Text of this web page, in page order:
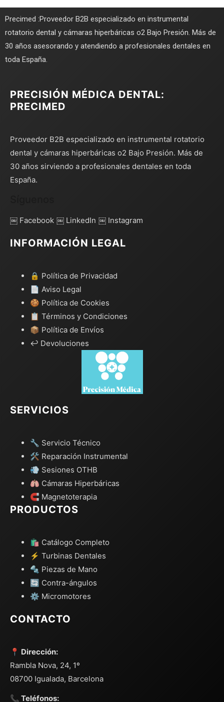
Precimed :Proveedor B2B especializado en instrumental
rotatorio dental y cámaras hiperbáricas o2 Bajo Presión. Más de
30 años asesorando y atendiendo a profesionales dentales en
toda España.
PRECISIÓN MÉDICA DENTAL:
PRECIMED
Proveedor B2B especializado en instrumental rotatorio
dental y cámaras hiperbáricas o2 Bajo Presión. Más de
30 años sirviendo a profesionales dentales en toda
España.
￼ Facebook ￼ LinkedIn ￼ Instagram
INFORMACIÓN LEGAL
🔒 Política de Privacidad
📄 Aviso Legal
🍪 Política de Cookies
📋 Términos y Condiciones
📦 Política de Envíos
↩️ Devoluciones
SERVICIOS
🔧 Servicio Técnico
🛠️ Reparación Instrumental
💨 Sesiones OTHB
🫁 Cámaras Hiperbáricas
🧲 Magnetoterapia
PRODUCTOS
🛍️ Catálogo Completo
⚡ Turbinas Dentales
🔩 Piezas de Mano
🔄 Contra-ángulos
⚙️ Micromotores
CONTACTO
📍 Dirección:
Rambla Nova, 24, 1º
08700 Igualada, Barcelona
📞 Teléfonos: